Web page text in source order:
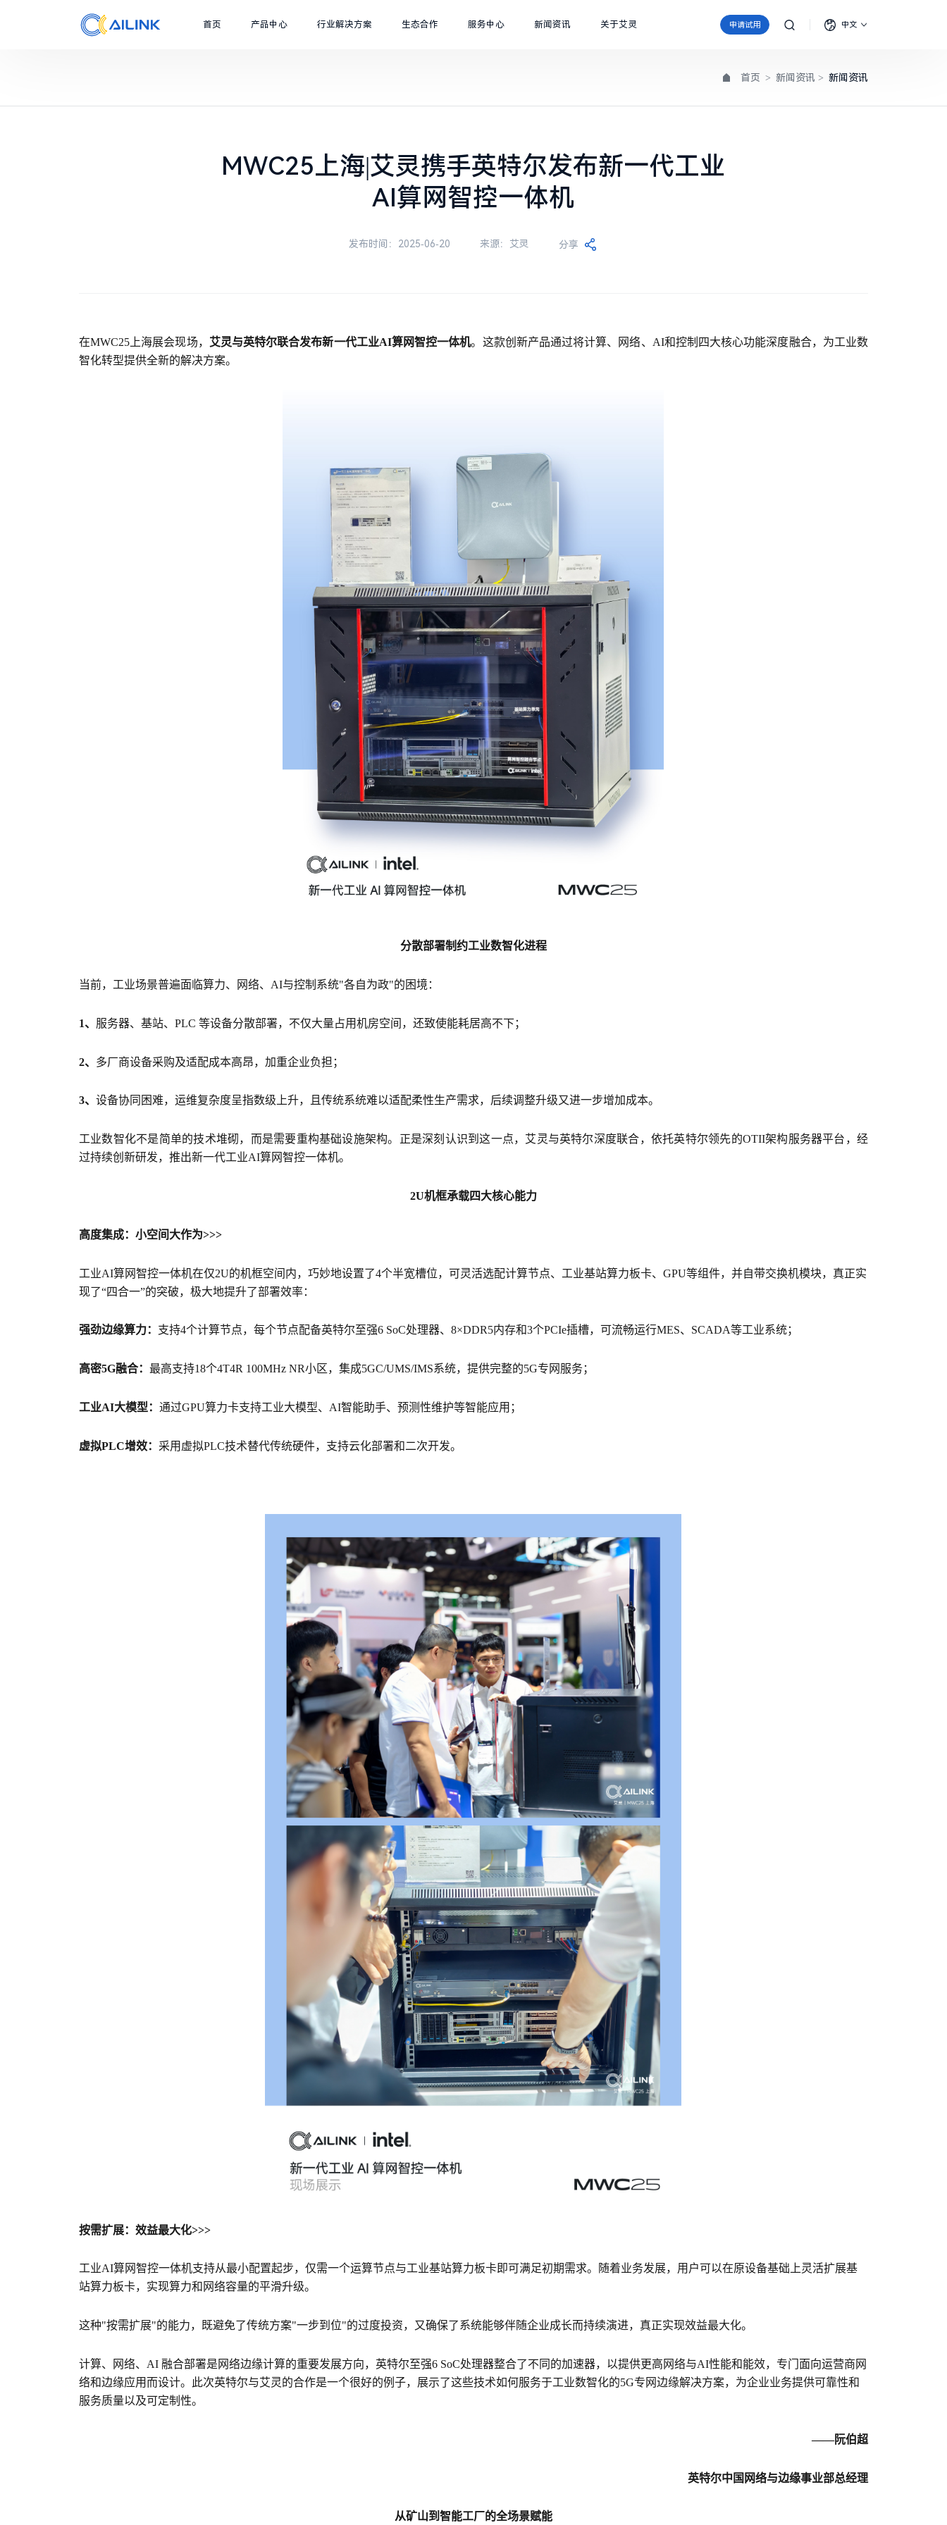
首页 产品中心 行业解决方案 生态合作 服务中心 新闻资讯 关于艾灵 申请试用 中文
首页 > 新闻资讯 > 新闻资讯
MWC25上海|艾灵携手英特尔发布新一代工业
AI算网智控一体机
发布时间：2025-06-20 来源：艾灵 分享
在MWC25上海展会现场， 艾灵与英特尔联合发布新一代工业AI算网智控一体机。这款创新产品通过将计算、网络、AI和控制四大核心功能深度融合，为工业数
智化转型提供全新的解决方案。
分散部署制约工业数智化进程
当前，工业场景普遍面临算力、网络、AI与控制系统"各自为政"的困境：
1、 服务器、基站、PLC 等设备分散部署，不仅大量占用机房空间，还致使能耗居高不下；
2、 多厂商设备采购及适配成本高昂，加重企业负担；
3、设备协同困难，运维复杂度呈指数级上升，且传统系统难以适配柔性生产需求，后续调整升级又进一步增加成本。
工业数智化不是简单的技术堆砌，而是需要重构基础设施架构。正是深刻认识到这一点，艾灵与英特尔深度联合，依托英特尔领先的OTII架构服务器平台，经
过持续创新研发，推出新一代工业AI算网智控一体机。
2U机框承载四大核心能力
高度集成：小空间大作为>>>
工业AI算网智控一体机在仅2U的机框空间内，巧妙地设置了4个半宽槽位，可灵活选配计算节点、工业基站算力板卡、GPU等组件，并自带交换机模块，真正实
现了“四合一”的突破，极大地提升了部署效率：
强劲边缘算力： 支持4个计算节点，每个节点配备英特尔至强6 SoC处理器、8×DDR5内存和3个PCIe插槽，可流畅运行MES、SCADA等工业系统；
高密5G融合：最高支持18个4T4R 100MHz NR小区，集成5GC/UMS/IMS系统，提供完整的5G专网服务；
工业AI大模型：通过GPU算力卡支持工业大模型、AI智能助手、预测性维护等智能应用；
虚拟PLC增效： 采用虚拟PLC技术替代传统硬件，支持云化部署和二次开发。
按需扩展：效益最大化>>>
工业AI算网智控一体机支持从最小配置起步，仅需一个运算节点与工业基站算力板卡即可满足初期需求。随着业务发展，用户可以在原设备基础上灵活扩展基
站算力板卡，实现算力和网络容量的平滑升级。
这种"按需扩展"的能力，既避免了传统方案"一步到位"的过度投资，又确保了系统能够伴随企业成长而持续演进，真正实现效益最大化。
计算、网络、AI 融合部署是网络边缘计算的重要发展方向，英特尔至强6 SoC处理器整合了不同的加速器，以提供更高网络与AI性能和能效，专门面向运营商网
络和边缘应用而设计。此次英特尔与艾灵的合作是一个很好的例子，展示了这些技术如何服务于工业数智化的5G专网边缘解决方案，为企业业务提供可靠性和
服务质量以及可定制性。
——阮伯超
英特尔中国网络与边缘事业部总经理
从矿山到智能工厂的全场景赋能